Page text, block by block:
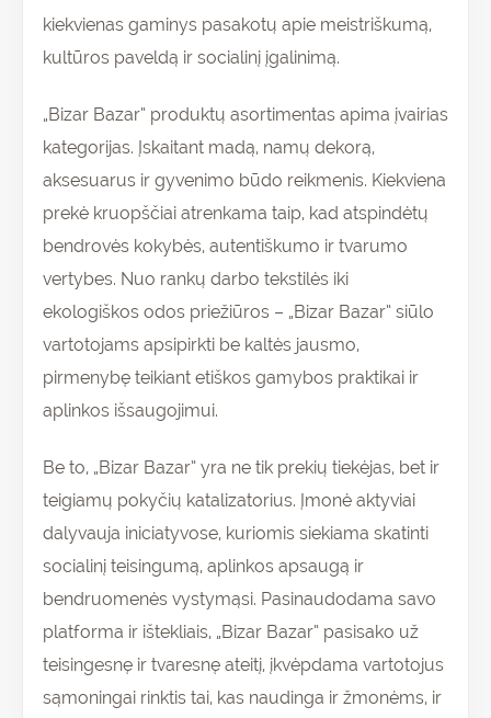
kiekvienas gaminys pasakotų apie meistriškumą,
kultūros paveldą ir socialinį įgalinimą.
„Bizar Bazar” produktų asortimentas apima įvairias
kategorijas. Įskaitant madą, namų dekorą,
aksesuarus ir gyvenimo būdo reikmenis. Kiekviena
prekė kruopščiai atrenkama taip, kad atspindėtų
bendrovės kokybės, autentiškumo ir tvarumo
vertybes. Nuo rankų darbo tekstilės iki
ekologiškos odos priežiūros – „Bizar Bazar” siūlo
vartotojams apsipirkti be kaltės jausmo,
pirmenybę teikiant etiškos gamybos praktikai ir
aplinkos išsaugojimui.
Be to, „Bizar Bazar” yra ne tik prekių tiekėjas, bet ir
teigiamų pokyčių katalizatorius. Įmonė aktyviai
dalyvauja iniciatyvose, kuriomis siekiama skatinti
socialinį teisingumą, aplinkos apsaugą ir
bendruomenės vystymąsi. Pasinaudodama savo
platforma ir ištekliais, „Bizar Bazar” pasisako už
teisingesnę ir tvaresnę ateitį, įkvėpdama vartotojus
sąmoningai rinktis tai, kas naudinga ir žmonėms, ir